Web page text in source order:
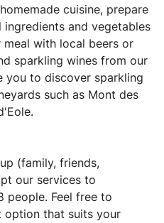
cuisine, prepare
and vegetables
with local beers or
sparkling wines from our
you to discover sparkling
such as Mont des
(family, friends,
our services to
people. Feel free to
that suits your